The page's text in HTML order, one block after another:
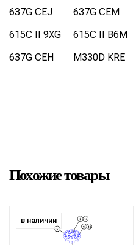
637G CEJ
637G CEM
615C II 9XG
615C II B6M
637G CEH
M330D KRE
Похожие товары
в наличии